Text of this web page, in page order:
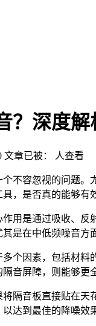
？深度
文章已被： 人查看
不容忽视的问题
，是否真的能够有
用是通过吸收、
是在中低频噪音方
个因素，包括材
音屏障，则能够更
隔音板直接贴在
达到最佳的降噪效